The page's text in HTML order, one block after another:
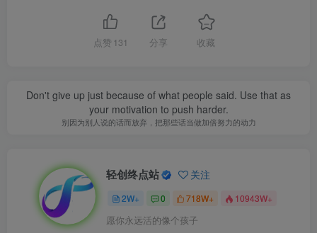
点赞 131 分享 收藏
Don't give up just because of what people said. Use that as
your motivation to push harder.
别因为别人说的话而放弃，把那些话当做加倍努力的动力
轻创终点站 关注
2W+ 0 718W+ 10943W+
愿你永远活的像个孩子